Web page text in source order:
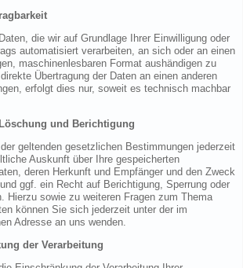
die wir auf Grundlage Ihrer Einwilligung oder
automatisiert verarbeiten, an sich oder an einen
maschinenlesbaren Format aushändigen zu
Übertragung der Daten an einen anderen
erfolgt dies nur, soweit es technisch machbar
und Berichtigung
geltenden gesetzlichen Bestimmungen jederzeit
Auskunft über Ihre gespeicherten
deren Herkunft und Empfänger und den Zweck
ggf. ein Recht auf Berichtigung, Sperrung oder
Hierzu sowie zu weiteren Fragen zum Thema
können Sie sich jederzeit unter der im
Adresse an uns wenden.
der Verarbeitung